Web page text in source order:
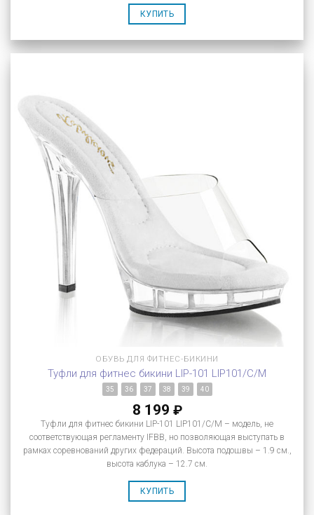
КУПИТЬ
ОБУВЬ ДЛЯ ФИТНЕС-БИКИНИ
Туфли для фитнес бикини LIP-101 LIP101/C/M
35 36 37 38 39 40
8 199 ₽
Туфли для фитнес бикини LIP-101 LIP101/C/M – модель, не
соответствующая регламенту IFBB, но позволяющая выступать в
рамках соревнований других федераций. Высота подошвы – 1.9 см.,
высота каблука – 12.7 см.
КУПИТЬ